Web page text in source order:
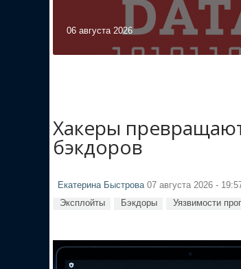
06 августа 2026
Хакеры
бэкдоров
Екатерина Быстрова 07 августа 2026 -
Эксплойты Бэкдоры Уязвимости